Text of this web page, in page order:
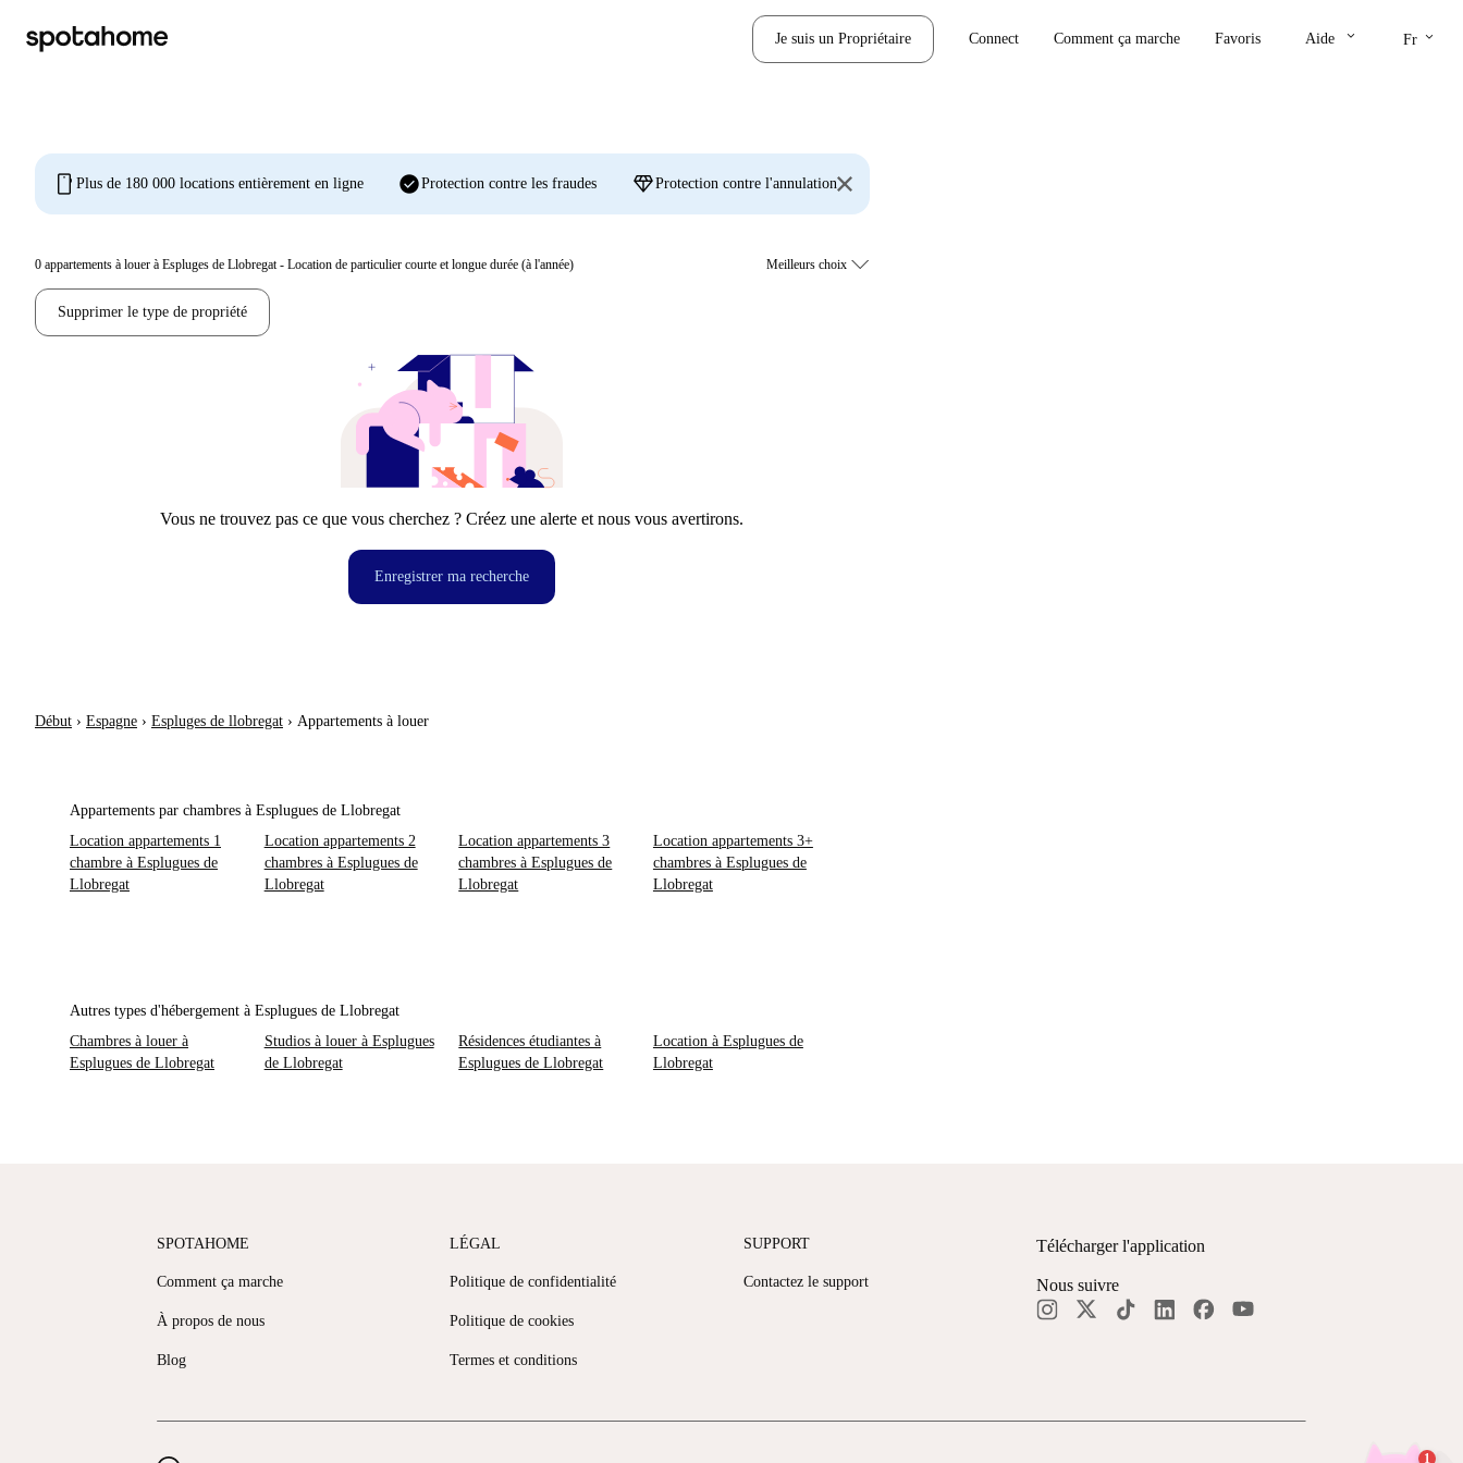
Je suis un Propriétaire Connect Comment ça marche Favoris Aide keyboard_arrow_down Fr keyboard_arrow_down
mobile Plus de 180 000 locations entièrement en ligne check_circleProtection contre les fraudes diamondProtection contre l'annulation
0 appartements à louer à Espluges de Llobregat - Location de particulier courte et longue durée (à l'année)
Supprimer le type de propriété
Vous ne trouvez pas ce que vous cherchez ? Créez une alerte et nous vous avertirons.
Enregistrer ma recherche
Début › Espagne › Espluges de llobregat › Appartements à louer
Appartements par chambres à Esplugues de Llobregat
Location appartements 1
chambre à Esplugues de
Llobregat
Location appartements 2
chambres à Esplugues de
Llobregat
Location appartements 3
chambres à Esplugues de
Llobregat
Location appartements 3+
chambres à Esplugues de
Llobregat
Autres types d'hébergement à Esplugues de Llobregat
Chambres à louer à
Esplugues de Llobregat
Studios à louer à Esplugues
de Llobregat
Résidences étudiantes à
Esplugues de Llobregat
Location à Esplugues de
Llobregat
SPOTAHOME
Comment ça marche
À propos de nous
Blog
LÉGAL
Politique de confidentialité
Politique de cookies
Termes et conditions
SUPPORT
Contactez le support
Télécharger l'application
Nous suivre